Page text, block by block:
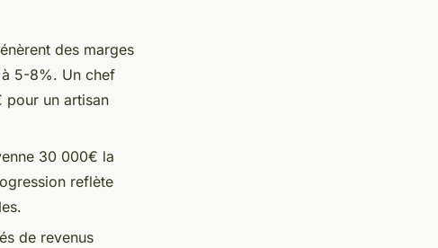
des marges
5-8%. Un chef
un artisan
30 000€ la
reflète
de revenus